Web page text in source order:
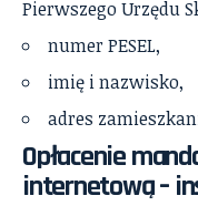
Pierwszego Urzędu
numer PESEL,
imię i nazwisko,
adres
Opłacenie
internetową –